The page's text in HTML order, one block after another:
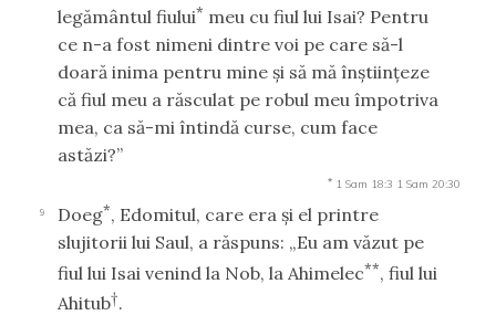
legământul fiului* meu cu fiul lui Isai? Pentru
ce n-a fost nimeni dintre voi pe care să-l
doară inima pentru mine şi să mă înştiinţeze
că fiul meu a răsculat pe robul meu împotriva
mea, ca să-mi întindă curse, cum face
astăzi?”
* 1 Sam 18:3 1 Sam 20:30
9 Doeg*, Edomitul, care era şi el printre
slujitorii lui Saul, a răspuns: „Eu am văzut pe
fiul lui Isai venind la Nob, la Ahimelec**, fiul lui
Ahitub†.